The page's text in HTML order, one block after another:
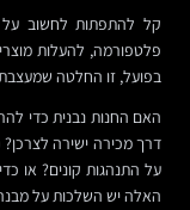
קל להתפתות לחשוב על
פלטפורמה, להעלות
בפועל, זו החלטה
האם החנות נבנית כדי
דרך מכירה ישירה
על התנהגות קונים? או
האלה יש השלכות על